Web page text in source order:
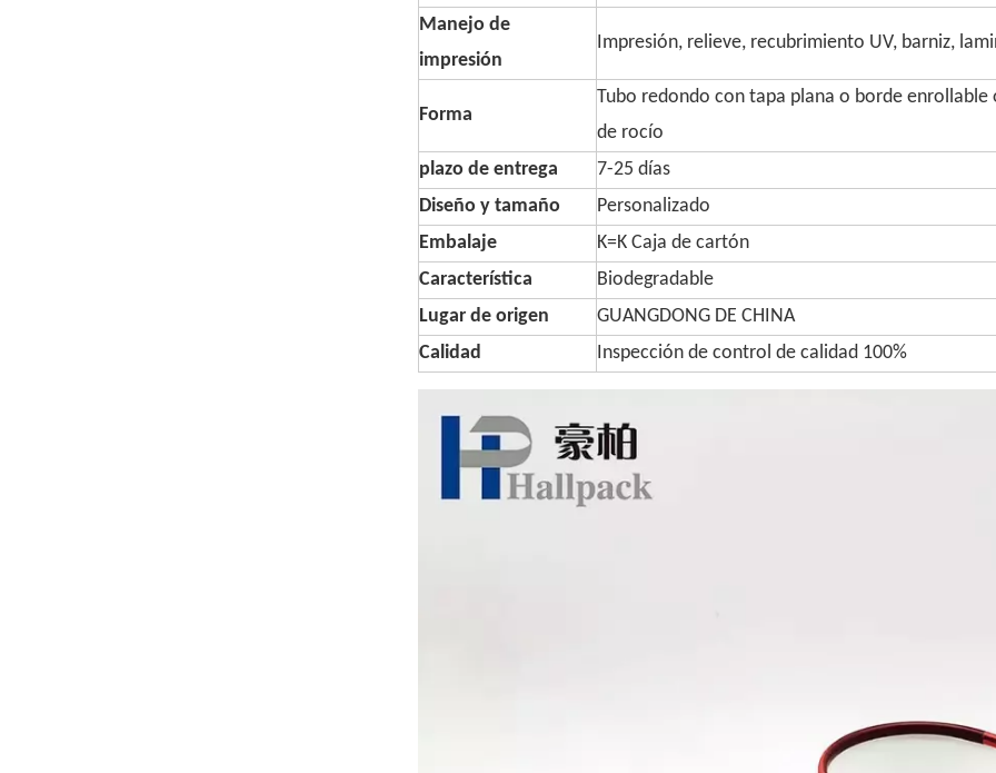
Manejo de
impresión
Impresión, relieve, recubrimiento UV, barniz,
Forma
Tubo redondo con tapa plana o borde
de rocío
plazo de entrega
7-25 días
Diseño y tamaño
Personalizado
Embalaje
K=K Caja de cartón
Característica
Biodegradable
Lugar de origen
GUANGDONG DE CHINA
Calidad
Inspección de control de calidad 100%